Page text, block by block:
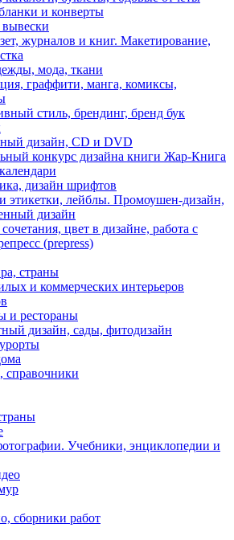
и конверты
журналов и книг. Макетирование,
мода, ткани
граффити, манга, комиксы,
стиль, брендинг, бренд бук
дизайн, СD и DVD
конкурс дизайна книги Жар-Книга
дизайн шрифтов
этикетки, лейблы. Промоушен-дизайн,
дизайн
цвет в дизайне, работа с
(prepress)
страны
и коммерческих интерьеров
и рестораны
дизайн, сады, фитодизайн
справочники
Учебники, энциклопедии и
сборники работ